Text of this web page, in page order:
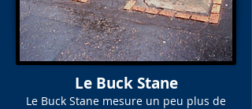
Le Buck Stane
Le Buck Stane mesure un peu plus de